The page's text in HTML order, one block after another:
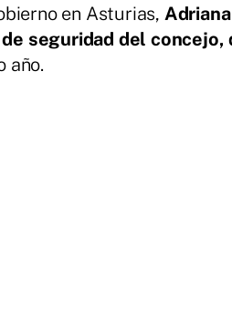
en Asturias,
seguridad del concejo,
año.